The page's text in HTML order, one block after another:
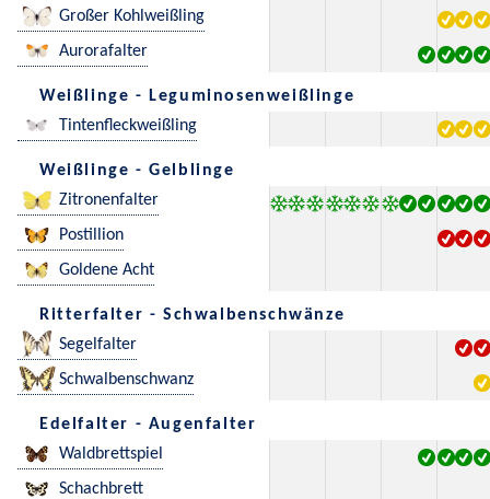
Großer Kohlweißling
Aurorafalter
Weißlinge - Leguminosenweißlinge
Tintenfleckweißling
Weißlinge - Gelblinge
Zitronenfalter
Postillion
Goldene Acht
Ritterfalter - Schwalbenschwänze
Segelfalter
Schwalbenschwanz
Edelfalter - Augenfalter
Waldbrettspiel
Schachbrett